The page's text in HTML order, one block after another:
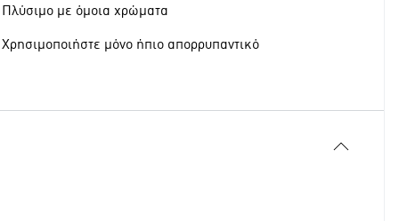
Πλύσιμο με όμοια χρώματα
Χρησιμοποιήστε μόνο ήπιο απορρυπαντικό